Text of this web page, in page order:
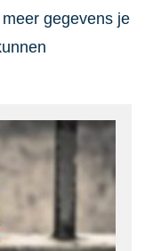
gegevens je